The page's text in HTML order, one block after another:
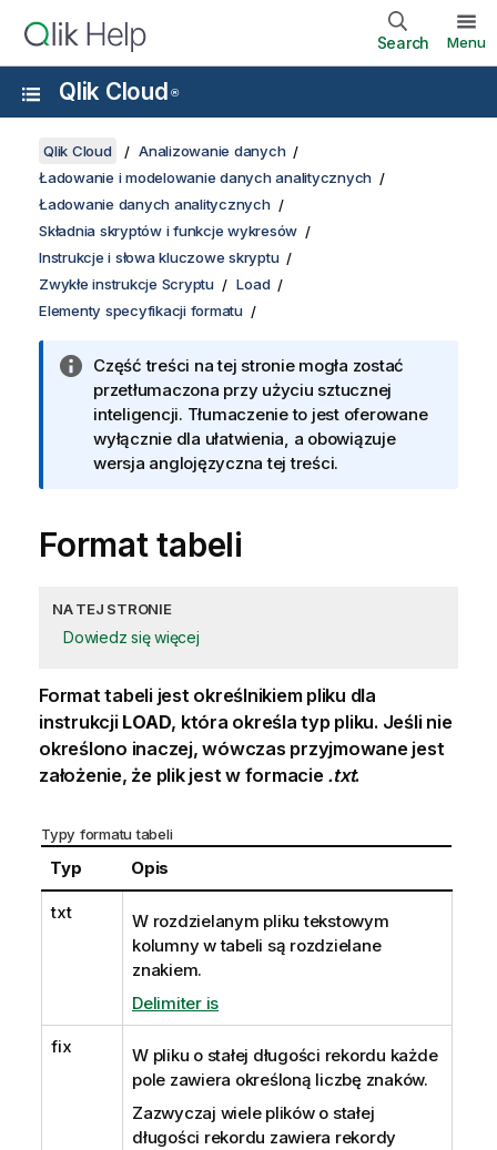
Search Menu
Qlik Cloud ®
Qlik Cloud
Analizowanie danych
Ładowanie i modelowanie danych analitycznych
Ładowanie danych analitycznych
Składnia skryptów i funkcje wykresów
Instrukcje i słowa kluczowe skryptu
Zwykłe instrukcje Scryptu
Load
Elementy specyfikacji formatu
Część treści na tej stronie mogła zostać
przetłumaczona przy użyciu sztucznej
inteligencji. Tłumaczenie to jest oferowane
wyłącznie dla ułatwienia, a obowiązuje
wersja anglojęzyczna tej treści.
Format tabeli
NA TEJ STRONIE
Dowiedz się więcej
Format tabeli jest określnikiem pliku dla
instrukcji LOAD, która określa typ pliku. Jeśli nie
określono inaczej, wówczas przyjmowane jest
założenie, że plik jest w formacie .txt.
Typy formatu tabeli
Typ Opis
txt
W rozdzielanym pliku tekstowym
kolumny w tabeli są rozdzielane
znakiem.
Delimiter is
fix
W pliku o stałej długości rekordu każde
pole zawiera określoną liczbę znaków.
Zazwyczaj wiele plików o stałej
długości rekordu zawiera rekordy